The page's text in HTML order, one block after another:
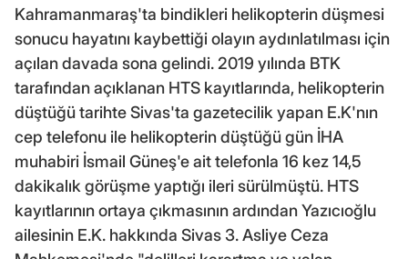
Kahramanmaraş'ta bindikleri helikopterin düşmesi
sonucu hayatını kaybettiği olayın aydınlatılması için
açılan davada sona gelindi. 2019 yılında BTK
tarafından açıklanan HTS kayıtlarında, helikopterin
düştüğü tarihte Sivas'ta gazetecilik yapan E.K'nın
cep telefonu ile helikopterin düştüğü gün İHA
muhabiri İsmail Güneş'e ait telefonla 16 kez 14,5
dakikalık görüşme yaptığı ileri sürülmüştü. HTS
kayıtlarının ortaya çıkmasının ardından Yazıcıoğlu
ailesinin E.K. hakkında Sivas 3. Asliye Ceza